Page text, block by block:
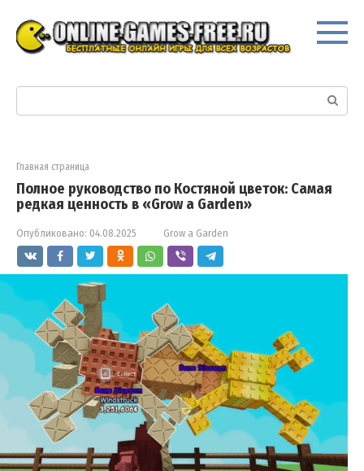
контенту
Поиск:
Главная страница
Полное руководство по Костяной цветок: Самая
редкая ценность в «Grow a Garden»
Опубликовано: 04.08.2025 Grow a Garden